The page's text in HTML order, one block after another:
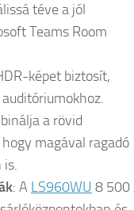
téve a jól
Teams Room
képet biztosít,
a rövid
magával ragadó
is.
: A LS960WU 8 500